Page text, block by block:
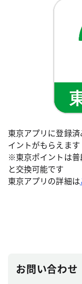
東京アプリに登録
イントがもらえます
※東京ポイントは普
と交換可能です
東京アプリの詳細は
お問い合わせ